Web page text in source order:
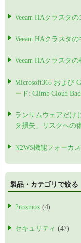
Veeam HAクラスタ
Veeam HAクラスタ
Veeam HAクラスタの
Microsoft365 および
ード: Climb Cloud
ランサムウェアだけ
タ損失」リスクへの
N2WS機能フォーカ
製品・カテゴリで絞る
Proxmox (4)
セキュリティ (47)